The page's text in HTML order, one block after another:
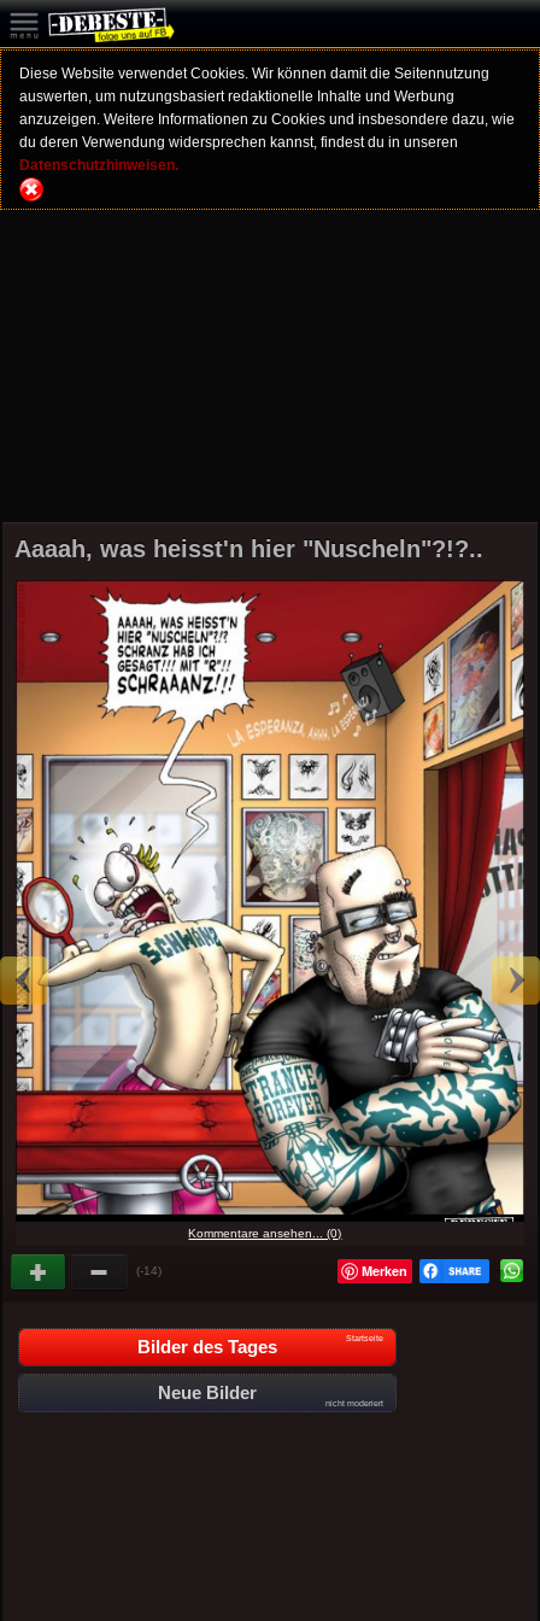
Diese Website verwendet Cookies. Wir können damit die Seitennutzung
auswerten, um nutzungsbasiert redaktionelle Inhalte und Werbung
anzuzeigen. Weitere Informationen zu Cookies und insbesondere dazu, wie
du deren Verwendung widersprechen kannst, findest du in unseren
Datenschutzhinweisen.
Aaaah, was heisst'n hier "Nuscheln"?!?..
Kommentare ansehen... (0)
(-14) Merken
Bilder des Tages Startseite
Neue Bilder
nicht moderiert